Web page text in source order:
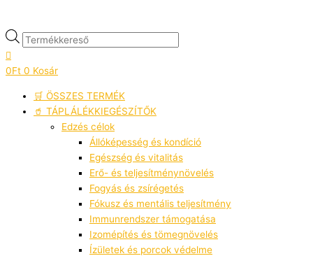
0Ft 0 Kosár
🛒 ÖSSZES TERMÉK
🥤 TÁPLÁLÉKKIEGÉSZÍTŐK
Edzés célok
Állóképesség és kondíció
Egészség és vitalitás
Erő- és teljesítménynövelés
Fogyás és zsírégetés
Fókusz és mentális teljesítmény
Immunrendszer támogatása
Izomépítés és tömegnövelés
Ízületek és porcok védelme
termékoldalon
választhatók
termékoldalon
választhatók
termékoldalon
választhatók